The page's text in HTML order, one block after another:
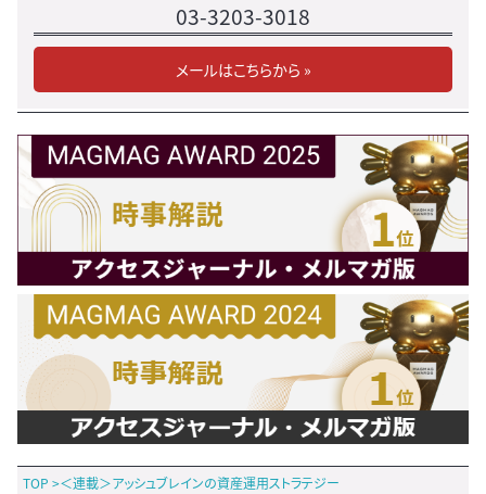
03-3203-3018
メールはこちらから »
TOP >＜連載＞アッシュブレインの資産運用ストラテジー